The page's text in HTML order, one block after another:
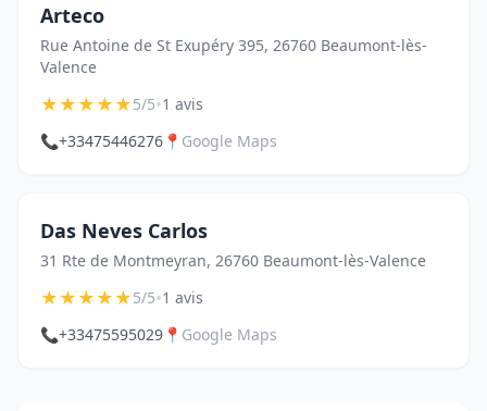
Arteco
Rue Antoine de St Exupéry 395, 26760 Beaumont-lès-
Valence
★★★★★5/5•1 avis
📞+33475446276 📍 Google Maps
Das Neves Carlos
31 Rte de Montmeyran, 26760 Beaumont-lès-Valence
★★★★★5/5•1 avis
📞+33475595029 📍 Google Maps